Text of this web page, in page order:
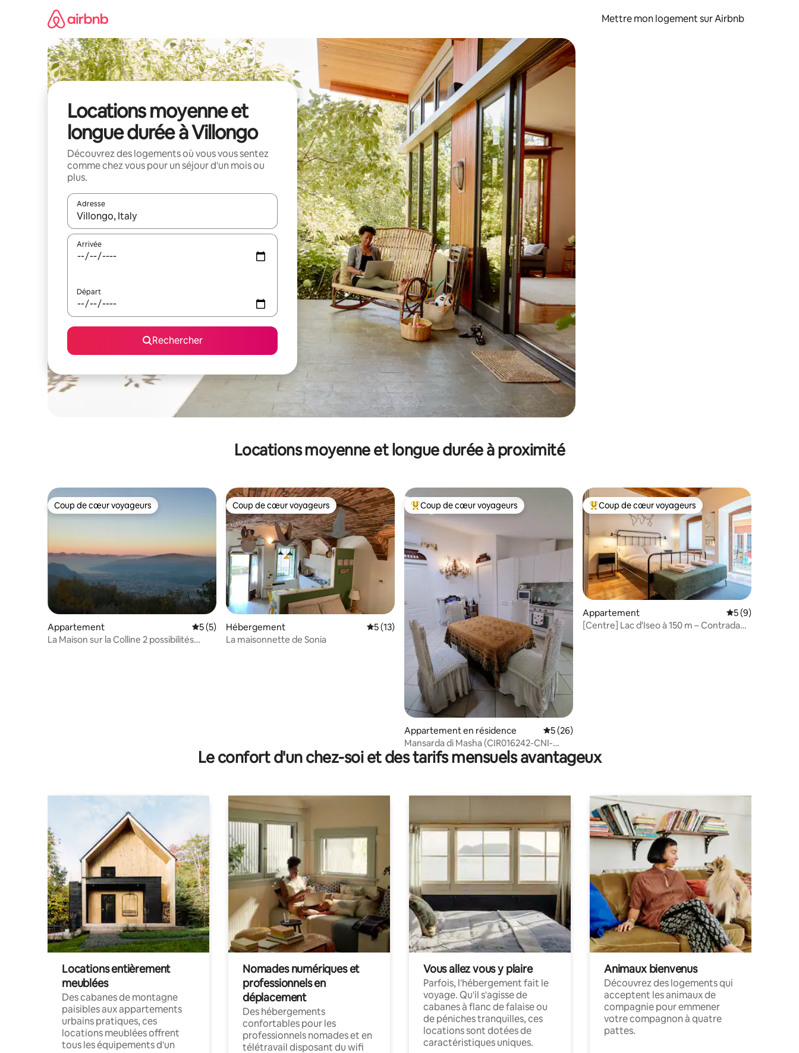
Mettre mon logement sur Airbnb
Locations moyenne et
longue durée à Villongo
Découvrez des logements où vous vous sentez
comme chez vous pour un séjour d'un mois ou
plus.
Adresse
Lorsque les résultats s'affichent, utilisez les flèches vers le haut et vers le bas pour les parcourir ou en appuyant et en faisant glisser.
Arrivée
Départ
Rechercher
Locations moyenne et longue durée à proximité
Coup de cœur voyageurs
Coup de cœur voyageurs
Appartement Évaluation moyenne sur la base de 5 commentaires : 5 sur 5
5 (5)
La Maison sur la Colline 2 possibilités
Coup de cœur voyageurs
Coup de cœur voyageurs
Hébergement Évaluation moyenne sur la base de 13 commentaires : 5 sur 5
5 (13)
La maisonnette de Sonia
Coups de cœur voyageurs les plus appréciés
Coup de cœur voyageurs
Appartement en résidence Évaluation moyenne sur la base de 26 commentaires : 5 sur 5
5 (26)
Mansarda di Masha (CIR016242-CNI-
00006)
Coups de cœur voyageurs les plus appréciés
Coup de cœur voyageurs
Appartement Évaluation
5 (9)
[Centre] Lac d'Iseo à 150 m – Contrada
Le confort d'un chez-soi et des tarifs mensuels avantageux
Locations entièrement
meublées
Des cabanes de montagne
paisibles aux appartements
urbains pratiques, ces
locations meublées offrent
tous les équipements d'un
Nomades numériques et
professionnels en
déplacement
Des hébergements
confortables pour les
professionnels nomades et en
télétravail disposant du wifi
Vous allez vous y plaire
Parfois, l'hébergement fait le
voyage. Qu'il s'agisse de
cabanes à flanc de falaise ou
de péniches tranquilles, ces
locations sont dotées de
caractéristiques uniques.
Animaux bienvenus
Découvrez des logements qui
acceptent les animaux de
compagnie pour emmener
votre compagnon à quatre
pattes.